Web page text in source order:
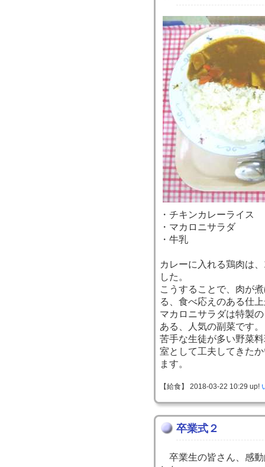
・チキンカレーライス
・マカロニサラダ
・牛乳
カレーに入れる鶏肉は
した。
こうすることで、肉が
る、食べ応えのある仕
マカロニサラダは特製
ある、人気の副菜です。
苦手な生徒が多い野菜
室として工夫してきた
ます。
【給食】 2018-03-22 10:29 up!
卒業式２
卒業生の皆さん、感動